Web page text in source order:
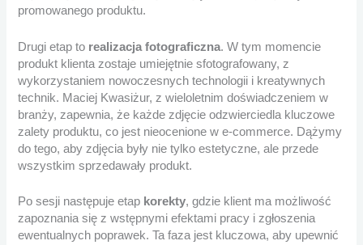
promowanego produktu.
Drugi etap to realizacja fotograficzna. W tym momencie
produkt klienta zostaje umiejętnie sfotografowany, z
wykorzystaniem nowoczesnych technologii i kreatywnych
technik. Maciej Kwasiżur, z wieloletnim doświadczeniem w
branży, zapewnia, że każde zdjęcie odzwierciedla kluczowe
zalety produktu, co jest nieocenione w e-commerce. Dążymy
do tego, aby zdjęcia były nie tylko estetyczne, ale przede
wszystkim sprzedawały produkt.
Po sesji następuje etap korekty, gdzie klient ma możliwość
zapoznania się z wstępnymi efektami pracy i zgłoszenia
ewentualnych poprawek. Ta faza jest kluczowa, aby upewnić